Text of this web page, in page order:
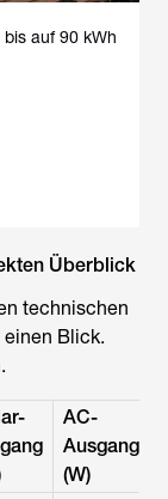
auf 90 kWh
Überblick
technischen
Blick.
AC-
Ausgang
(W)